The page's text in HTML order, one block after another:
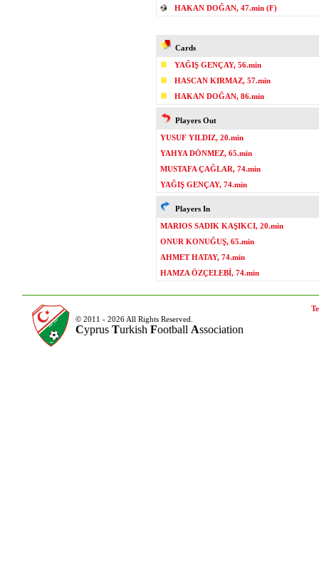
HAKAN DOĞAN, 47.min (F)
Cards
YAĞIŞ GENÇAY, 56.min
HASCAN KIRMAZ, 57.min
HAKAN DOĞAN, 86.min
Players Out
YUSUF YILDIZ, 20.min
YAHYA DÖNMEZ, 65.min
MUSTAFA ÇAĞLAR, 74.min
YAĞIŞ GENÇAY, 74.min
Players In
MARIOS SADIK KAŞIKCI, 20.min
ONUR KONUĞUŞ, 65.min
AHMET HATAY, 74.min
HAMZA ÖZÇELEBİ, 74.min
© 2011 - 2026 All Rights Reserved.
Cyprus Turkish Football Association